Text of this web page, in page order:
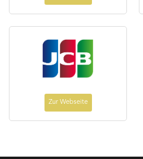
Zur Webseite